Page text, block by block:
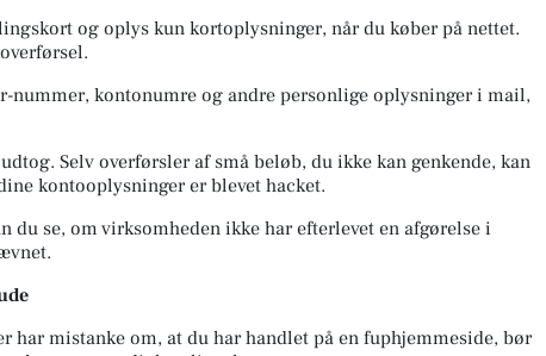
og oplys kun kortoplysninger, når du køber på nettet.
nummer, kontonumre og andre personlige oplysninger i mail,
Selv overførsler af små beløb, du ikke kan genkende, kan
kontooplysninger er blevet hacket.
du se, om virksomheden ikke har efterlevet en afgørelse i
har mistanke om, at du har handlet på en fuphjemmeside, bør